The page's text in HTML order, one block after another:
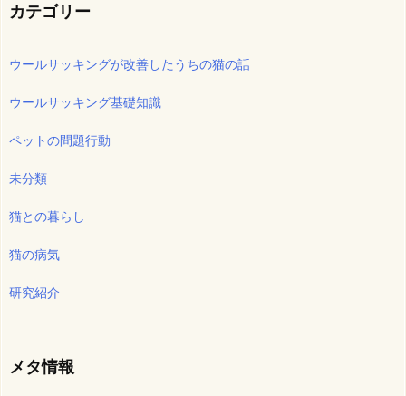
カテゴリー
ウールサッキングが改善したうちの猫の話
ウールサッキング基礎知識
ペットの問題行動
未分類
猫との暮らし
猫の病気
研究紹介
メタ情報